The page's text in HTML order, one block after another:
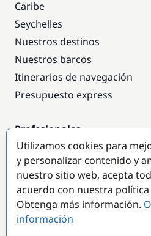
Caribe
Seychelles
Nuestros destinos
Nuestros barcos
Itinerarios de navegación
Presupuesto express
Profesionales
Acceso empresas
Colaborar como empresa
Destinos populares
Utilizamos cookies para
y personalizar contenido y
nuestro sitio web, acepta
acuerdo con nuestra política
Obtenga más información.
información